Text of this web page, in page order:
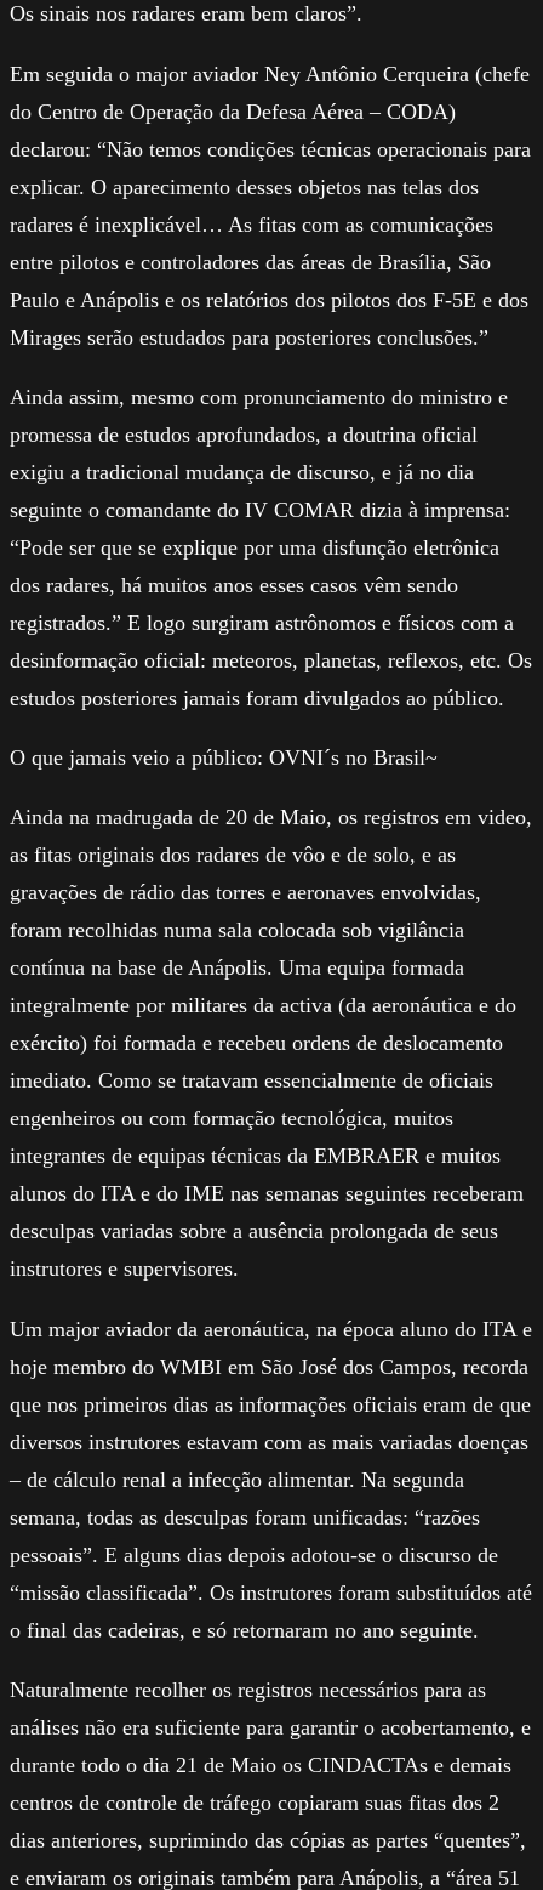
Os sinais nos radares eram bem claros”.
Em seguida o major aviador Ney Antônio Cerqueira (chefe
do Centro de Operação da Defesa Aérea – CODA)
declarou: “Não temos condições técnicas operacionais para
explicar. O aparecimento desses objetos nas telas dos
radares é inexplicável… As fitas com as comunicações
entre pilotos e controladores das áreas de Brasília, São
Paulo e Anápolis e os relatórios dos pilotos dos F-5E e dos
Mirages serão estudados para posteriores conclusões.”
Ainda assim, mesmo com pronunciamento do ministro e
promessa de estudos aprofundados, a doutrina oficial
exigiu a tradicional mudança de discurso, e já no dia
seguinte o comandante do IV COMAR dizia à imprensa:
“Pode ser que se explique por uma disfunção eletrônica
dos radares, há muitos anos esses casos vêm sendo
registrados.” E logo surgiram astrônomos e físicos com a
desinformação oficial: meteoros, planetas, reflexos, etc. Os
estudos posteriores jamais foram divulgados ao público.
O que jamais veio a público: OVNI´s no Brasil~
Ainda na madrugada de 20 de Maio, os registros em video,
as fitas originais dos radares de vôo e de solo, e as
gravações de rádio das torres e aeronaves envolvidas,
foram recolhidas numa sala colocada sob vigilância
contínua na base de Anápolis. Uma equipa formada
integralmente por militares da activa (da aeronáutica e do
exército) foi formada e recebeu ordens de deslocamento
imediato. Como se tratavam essencialmente de oficiais
engenheiros ou com formação tecnológica, muitos
integrantes de equipas técnicas da EMBRAER e muitos
alunos do ITA e do IME nas semanas seguintes receberam
desculpas variadas sobre a ausência prolongada de seus
instrutores e supervisores.
Um major aviador da aeronáutica, na época aluno do ITA e
hoje membro do WMBI em São José dos Campos, recorda
que nos primeiros dias as informações oficiais eram de que
diversos instrutores estavam com as mais variadas doenças
– de cálculo renal a infecção alimentar. Na segunda
semana, todas as desculpas foram unificadas: “razões
pessoais”. E alguns dias depois adotou-se o discurso de
“missão classificada”. Os instrutores foram substituídos até
o final das cadeiras, e só retornaram no ano seguinte.
Naturalmente recolher os registros necessários para as
análises não era suficiente para garantir o acobertamento, e
durante todo o dia 21 de Maio os CINDACTAs e demais
centros de controle de tráfego copiaram suas fitas dos 2
dias anteriores, suprimindo das cópias as partes “quentes”,
e enviaram os originais também para Anápolis, a “área 51